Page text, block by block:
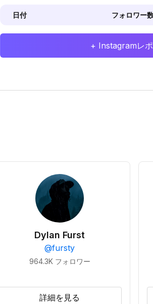
日付 フォロワー
+ Instagramレ
Dylan Furst
@fursty
964.3K フォロワー
詳細を見る